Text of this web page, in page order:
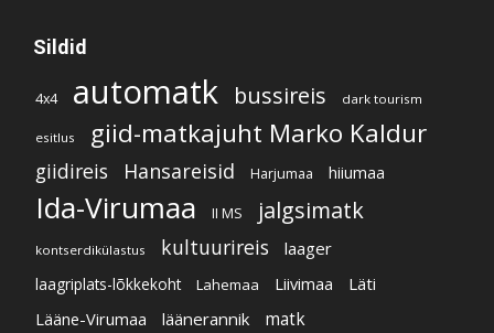
Sildid
4x4 automatk bussireis dark tourism
esitlus giid-matkajuht Marko Kaldur
giidireis Hansareisid Harjumaa hiiumaa
Ida-Virumaa II MS jalgsimatk
kontserdikülastus kultuurireis laager
laagriplats-lõkkekoht Lahemaa Liivimaa
Läti
Lääne-Virumaa
läänerannik matk